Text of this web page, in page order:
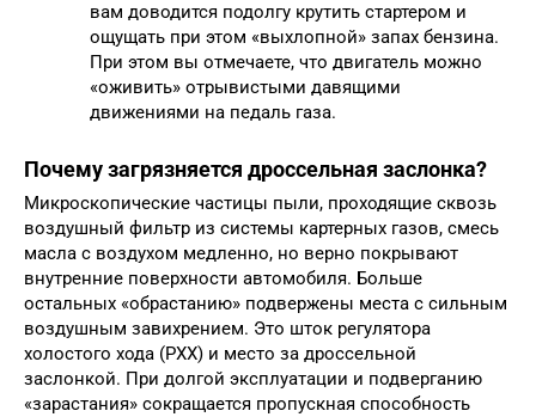
вам доводится подолгу крутить стартером и
ощущать при этом «выхлопной» запах бензина.
При этом вы отмечаете, что двигатель можно
«оживить» отрывистыми давящими
движениями на педаль газа.
Почему загрязняется дроссельная заслонка?
Микроскопические частицы пыли, проходящие сквозь
воздушный фильтр из системы картерных газов, смесь
масла с воздухом медленно, но верно покрывают
внутренние поверхности автомобиля. Больше
остальных «обрастанию» подвержены места с сильным
воздушным завихрением. Это шток регулятора
холостого хода (РХХ) и место за дроссельной
заслонкой. При долгой эксплуатации и подверганию
«зарастания» сокращается пропускная способность